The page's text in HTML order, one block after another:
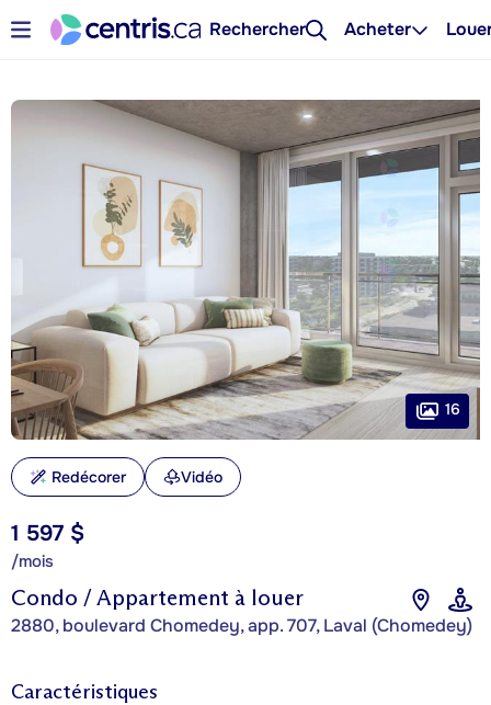
Rechercher Acheter
Condo / Appartement à louer
2880, boulevard Chomedey, app. 707, Laval (Chomedey)
1 597 $
/mois
16
Redécorer Vidéo
Caractéristiques